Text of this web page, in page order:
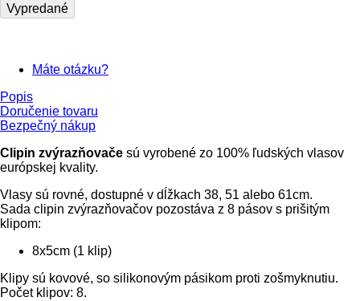
Vypredané
Máte otázku?
Popis
Doručenie tovaru
Bezpečný nákup
Clipin zvýrazňovače sú vyrobené zo 100% ľudských vlasov
európskej kvality.
Vlasy sú rovné, dostupné v dĺžkach 38, 51 alebo 61cm.
Sada clipin zvýrazňovačov pozostáva z 8 pásov s prišitým
klipom:
8x5cm (1 klip)
Klipy sú kovové, so silikonovým pásikom proti zošmyknutiu.
Počet klipov: 8.